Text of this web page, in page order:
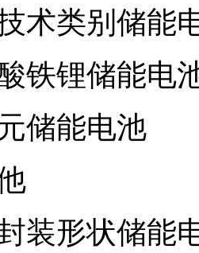
术类别储能
铁锂储能电
储能电池
装形状储能